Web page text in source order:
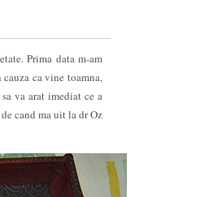
Prima data m-am
ca vine toamna,
va arat imediat ce a
cand ma uit la dr Oz